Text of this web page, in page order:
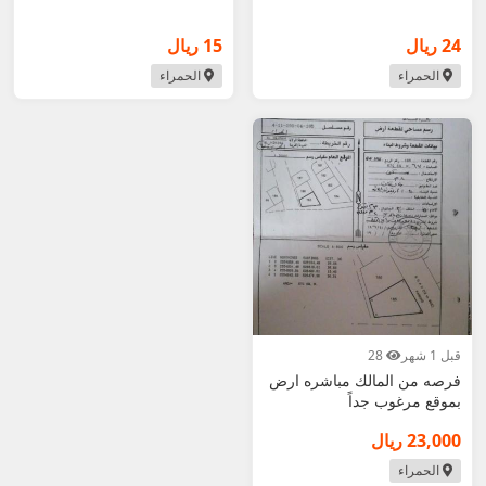
24 ريال
الحمراء
15 ريال
الحمراء
قبل 1 شهر
فرصه من المالك مباشره ارض
بموقع مرغوب جداً
23,000 ريال
الحمراء